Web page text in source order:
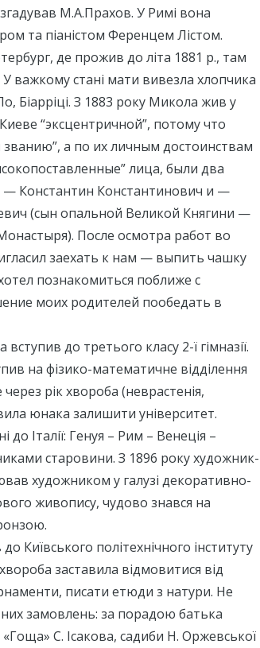
М.А.Прахов. У Римі вона
та піаністом Ференцем Лістом.
де прожив до літа 1881 р., там
У важкому стані мати вивезла хлопчика
Біарріці. З 1883 року Микола жив у
“эксцентричной”, потому что
а по их личным достоинствам
лица, были два
— Константин Константинович и —
(сын опальной Великой Княгини —
После осмотра работ во
заехать к нам — выпить чашку
познакомиться поближе с
моих родителей пообедать в
до третього класу 2-ї гімназії.
на фізико-математичне відділення
рік хвороба (неврастенія,
юнака залишити університет.
Італії: Генуя – Рим – Венеція –
старовини. З 1896 року художник-
художником у галузі декоративно-
живопису, чудово знався на
Київського політехнічного інституту
заставила відмовитися від
писати етюди з натури. Не
замовлень: за порадою батька
С. Ісакова, садиби Н. Оржевської